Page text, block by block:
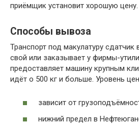
приёмщик установит хорошую цену.
Способы вывоза
Транспорт под макулатуру сдатчик
свой или заказывает у фирмы-
предоставляет машину крупным
идёт о 500 кг и больше. Уровень
зависит от
нижний предел в